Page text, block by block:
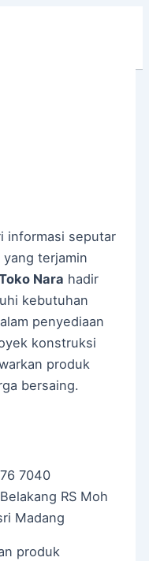
informasi seputar
yang terjamin
Nara hadir
kebutuhan
penyediaan
konstruksi
produk
bersaing.
7040
RS Moh
Madang
produk